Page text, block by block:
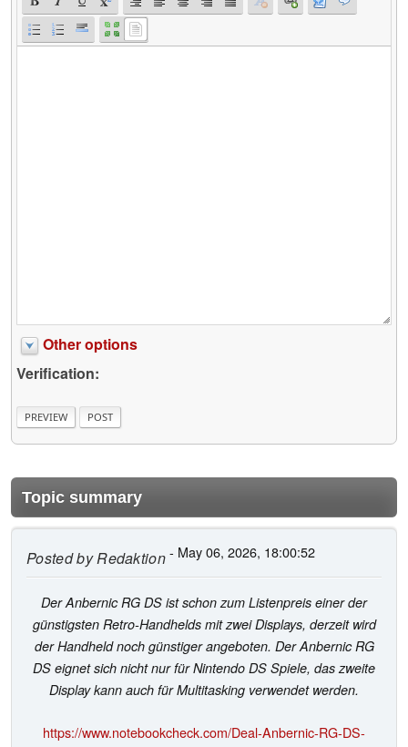
Other options
Verification:
Topic summary
Posted byRedaktion- May 06, 2026, 18:00:52
Der Anbernic RG DS ist schon zum Listenpreis einer der
günstigsten Retro-Handhelds mit zwei Displays, derzeit wird
der Handheld noch günstiger angeboten. Der Anbernic RG
DS eignet sich nicht nur für Nintendo DS Spiele, das zweite
Display kann auch für Multitasking verwendet werden.
https://www.notebookcheck.com/Deal-Anbernic-RG-DS-